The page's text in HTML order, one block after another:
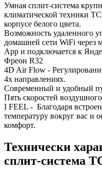
Умная сплит-система
климатической техники
корпусе белого цвета.
Возможность удаленного
домашней сети WiFi через
App и подключается к
Фреон R32
4D Air Flow -
4х направлениях.
Современный и удобный
Пять скоростей
I FEEL - Благодаря
температуру вокруг вас и
комфорт.
Технически
сплит-система